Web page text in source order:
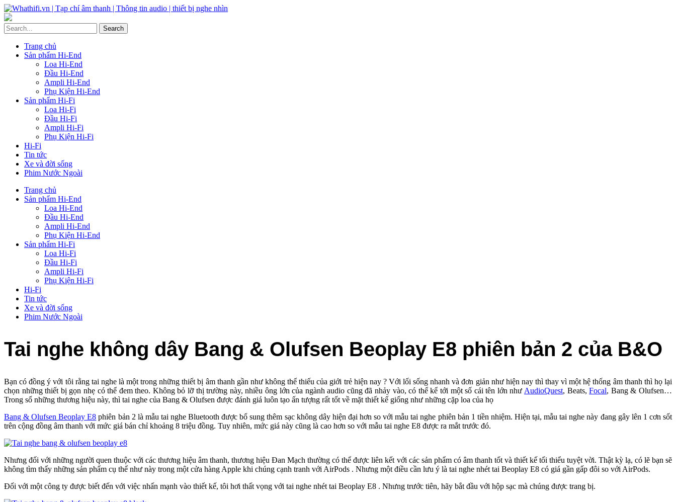
Trang chủ
Sản phẩm Hi-End
Loa Hi-End
Đầu Hi-End
Ampli Hi-End
Phụ Kiện Hi-End
Sản phẩm Hi-Fi
Loa Hi-Fi
Đầu Hi-Fi
Ampli Hi-Fi
Phụ Kiện Hi-Fi
Hi-Fi
Tin tức
Xe và đời sống
Phim Nước Ngoài
Trang chủ
Sản phẩm Hi-End
Loa Hi-End
Đầu Hi-End
Ampli Hi-End
Phụ Kiện Hi-End
Sản phẩm Hi-Fi
Loa Hi-Fi
Đầu Hi-Fi
Ampli Hi-Fi
Phụ Kiện Hi-Fi
Hi-Fi
Tin tức
Xe và đời sống
Phim Nước Ngoài
Tai nghe không dây Bang & Olufsen Beoplay E8 phiên bản 2 của B&O
Bạn có đồng ý với tôi rằng tai nghe là một trong những thiết bị âm thanh gần như không thể thiếu của giới trẻ hiện nay ? Với lối sống nhanh và đơn giản như hiện nay thì thay vì một hệ thống âm thanh thì họ lại
chọn những thiết bị gọn nhẹ có thể đem theo. Không bỏ lỡ thị trường này, nhiều ông lớn của ngành audio cũng đã nhảy vào, có thể kể tới một số cái tên lớn như AudioQuest, Beats,Focal, Bang & Olufsen…
Trong số những thương hiệu này, thì tai nghe của Bang & Olufsen được đánh giá luôn tạo ấn tượng rất tốt về mặt thiết kế giống như những cặp loa của họ
Bang & Olufsen Beoplay E8 phiên bản 2 là mẫu tai nghe Bluetooth được bổ sung thêm sạc không dây hiện đại hơn so với mẫu tai nghe phiên bản 1 tiền nhiệm. Hiện tại, mẫu tai nghe này đang gây lên 1 cơn sốt
trên cộng đồng âm thanh với mức giá bán chỉ khoảng 8 triệu đồng. Tuy nhiên, mức giá này cũng là cao hơn so với mẫu tai nghe E8 được ra mắt trước đó.
Nhưng đối với những người quen thuộc với các thương hiệu âm thanh, thương hiệu Đan Mạch thường có thể được liên kết với các sản phẩm có âm thanh tốt và thiết kế tối thiểu tuyệt vời. Thật kỳ lạ, có lẽ bạn sẽ
không tìm thấy những sản phẩm cụ thể như này trong một cửa hàng Apple khi chúng cạnh tranh với AirPods . Nhưng một điều cần lưu ý là tai nghe nhét tai Beoplay E8 có giá gần gấp đôi so với AirPods.
Đối với một công ty được biết đến với việc nhấn mạnh vào thiết kế, tôi hơi thất vọng với tai nghe nhét tai Beoplay E8 . Nhưng trước tiên, hãy bắt đầu với hộp sạc mà chúng được trang bị.